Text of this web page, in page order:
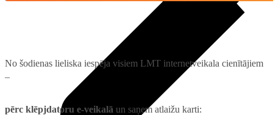
No šodienas lieliska iespēja visiem LMT internetveikala cienītājiem
–
pērc klēpjdatoru e-veikalā un saņem atlaižu karti: